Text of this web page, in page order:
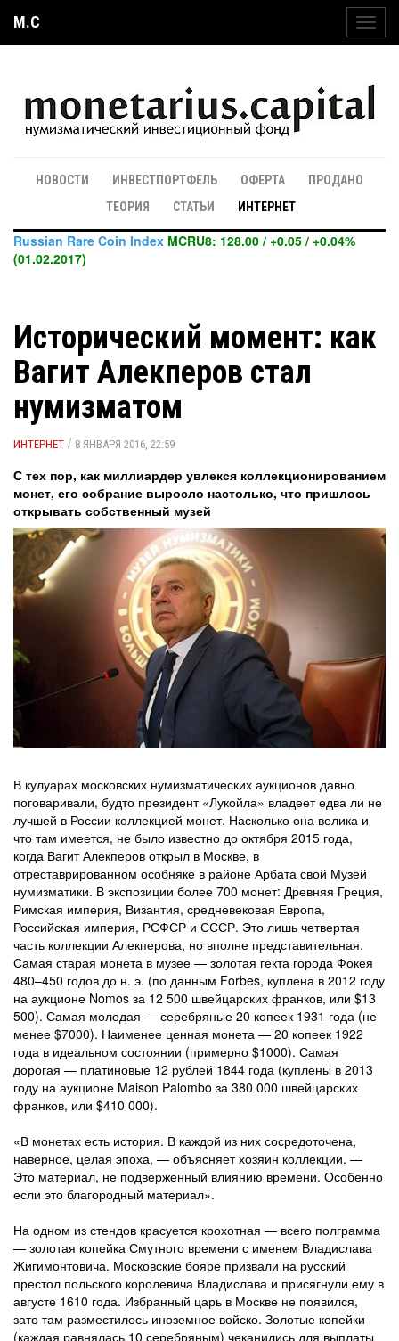
M.C
НОВОСТИ ИНВЕСТПОРТФЕЛЬ ОФЕРТА
ПРОДАНО
ТЕОРИЯ
СТАТЬИ ИНТЕРНЕТ
Russian Rare Coin Index MCRU8: 128.00 / +0.05 / +0.04%
(01.02.2017)
Исторический момент: как
Вагит Алекперов стал
нумизматом
ИНТЕРНЕТ / 8 ЯНВАРЯ 2016, 22:59
С тех пор, как миллиардер увлекся коллекционированием
монет, его собрание выросло настолько, что пришлось
открывать собственный музей
В кулуарах московских нумизматических аукционов давно
поговаривали, будто президент «Лукойла» владеет едва ли не
лучшей в России коллекцией монет. Насколько она велика и
что там имеется, не было известно до октября 2015 года,
когда Вагит Алекперов открыл в Москве, в
отреставрированном особняке в районе Арбата свой Музей
нумизматики. В экспозиции более 700 монет: Древняя Греция,
Римская империя, Византия, средневековая Европа,
Российская империя, РСФСР и СССР. Это лишь четвертая
часть коллекции Алекперова, но вполне представительная.
Самая старая монета в музее — золотая гекта города Фокея
480–450 годов до н. э. (по данным Forbes, куплена в 2012 году
на аукционе Nomos за 12 500 швейцарских франков, или $13
500). Самая молодая — серебряные 20 копеек 1931 года (не
менее $7000). Наименее ценная монета — 20 копеек 1922
года в идеальном состоянии (примерно $1000). Самая
дорогая — платиновые 12 рублей 1844 года (куплены в 2013
году на аукционе Maison Palombo за 380 000 швейцарских
франков, или $410 000).
«В монетах есть история. В каждой из них сосредоточена,
наверное, целая эпоха, — объясняет хозяин коллекции. —
Это материал, не подверженный влиянию времени. Особенно
если это благородный материал».
На одном из стендов красуется крохотная — всего полграмма
— золотая копейка Смутного времени с именем Владислава
Жигимонтовича. Московские бояре призвали на русский
престол польского королевича Владислава и присягнули ему в
августе 1610 года. Избранный царь в Москве не появился,
зато там разместилось иноземное войско. Золотые копейки
(каждая равнялась 10 серебряным) чеканились для выплаты